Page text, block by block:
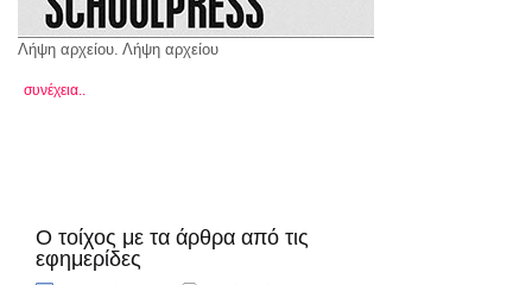
Λήψη αρχείου. Λήψη αρχείου
συνέχεια..
Ο τοίχος με τα άρθρα από τις
εφημερίδες